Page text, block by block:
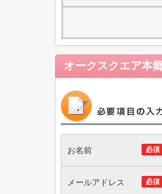
オークスクエア本
必須
お名前
必須
メールアドレス